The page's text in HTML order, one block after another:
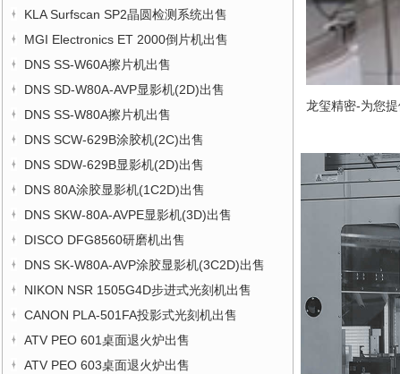
KLA Surfscan SP2晶圆检测系统出售
MGI Electronics ET 2000倒片机出售
DNS SS-W60A擦片机出售
DNS SD-W80A-AVP显影机(2D)出售
DNS SS-W80A擦片机出售
DNS SCW-629B涂胶机(2C)出售
DNS SDW-629B显影机(2D)出售
DNS 80A涂胶显影机(1C2D)出售
DNS SKW-80A-AVPE显影机(3D)出售
DISCO DFG8560研磨机出售
DNS SK-W80A-AVP涂胶显影机(3C2D)出售
NIKON NSR 1505G4D步进式光刻机出售
CANON PLA-501FA投影式光刻机出售
ATV PEO 601桌面退火炉出售
ATV PEO 603桌面退火炉出售
龙玺精密-为您